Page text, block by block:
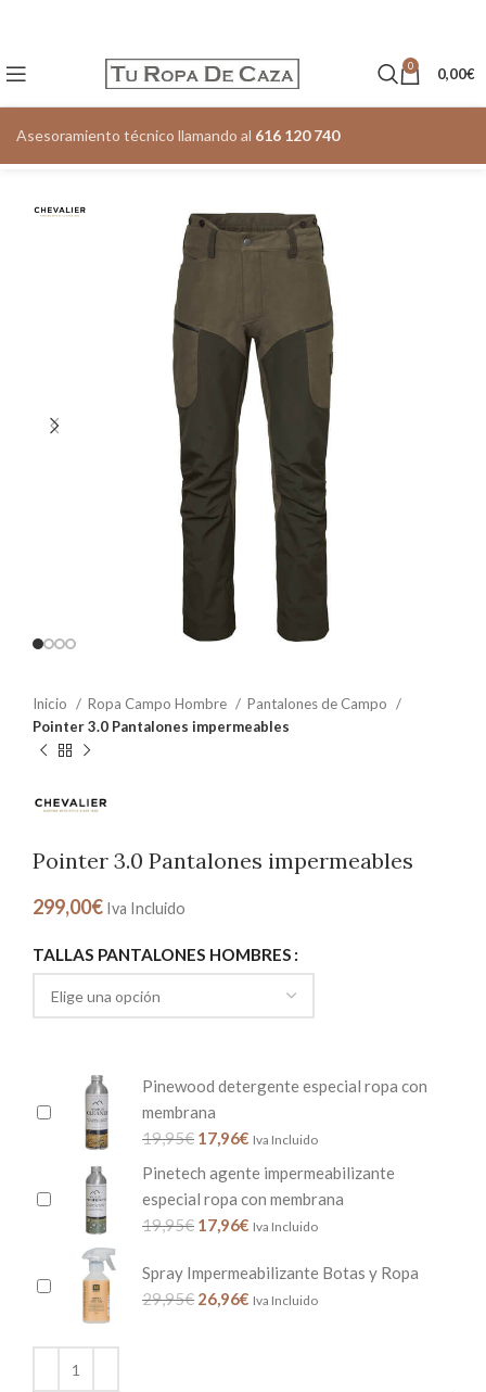
0 0,00€
Asesoramiento técnico llamando al 616 120 740
Inicio Ropa Campo Hombre
Pantalones de Campo
Pointer 3.0 Pantalones impermeables
Pointer 3.0 Pantalones impermeables
299,00€ Iva Incluido
TALLAS PANTALONES HOMBRES
Pinewood detergente especial ropa con
membrana
19,95€ 17,96€ Iva Incluido
Pinetech agente impermeabilizante
especial ropa con membrana
19,95€ 17,96€ Iva Incluido
Spray Impermeabilizante Botas y Ropa
29,95€ 26,96€ Iva Incluido